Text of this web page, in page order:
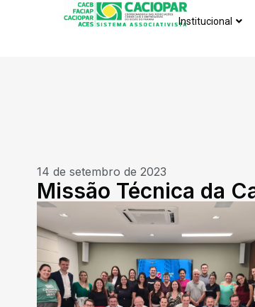
Institucional
14 de setembro de 2023
Missão Técnica da